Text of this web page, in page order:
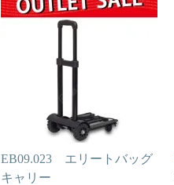
EB09.023 エリートバッグ
キャリー